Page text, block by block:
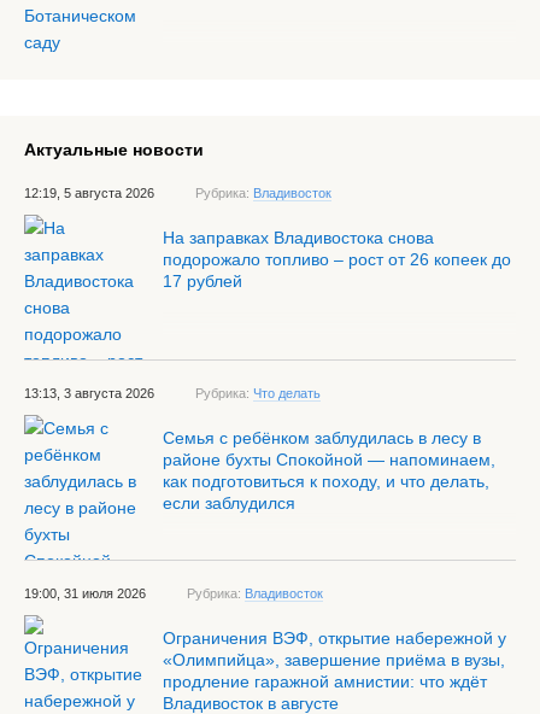
Актуальные новости
12:19, 5 августа 2026 Рубрика: Владивосток
На заправках Владивостока снова
подорожало топливо – рост от 26 копеек до
17 рублей
13:13, 3 августа 2026 Рубрика: Что делать
Семья с ребёнком заблудилась в лесу в
районе бухты Спокойной — напоминаем,
как подготовиться к походу, и что делать,
если заблудился
19:00, 31 июля 2026 Рубрика: Владивосток
Ограничения ВЭФ, открытие набережной у
«Олимпийца», завершение приёма в вузы,
продление гаражной амнистии: что ждёт
Владивосток в августе